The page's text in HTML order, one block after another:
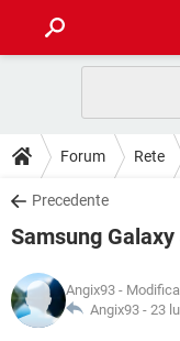
INTRATTENIMENTO
iOS
INSTAGRAM
TIKTOK
HARDWARE
GUIDE
COVID-19
INSTAGRAM
TIKTOK
DOWNLOAD
COVID-19
INTRATTENIMENTO
iOS
COVID-19
INTRATTENIMENTO
GLOSSARIO
Forum Rete
Precedente
Samsung
Angix93 -
Angix93 - 23